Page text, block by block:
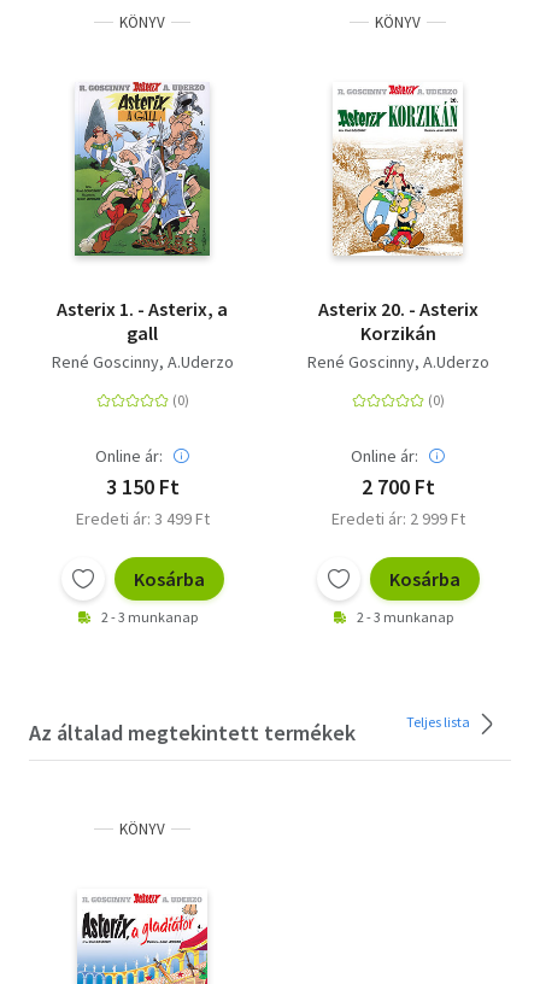
KÖNYV
Asterix 1. - Asterix, a
gall
René Goscinny A.Uderzo
Online ár:
3 150 Ft
Eredeti ár: 3 499 Ft
Kosárba
2 - 3 munkanap
KÖNYV
Asterix 20. - Asterix
Korzikán
René Goscinny A.Uderzo
Online ár:
2 700 Ft
Eredeti ár: 2 999 Ft
Kosárba
2 - 3 munkanap
Az általad megtekintett termékek Teljes lista
KÖNYV